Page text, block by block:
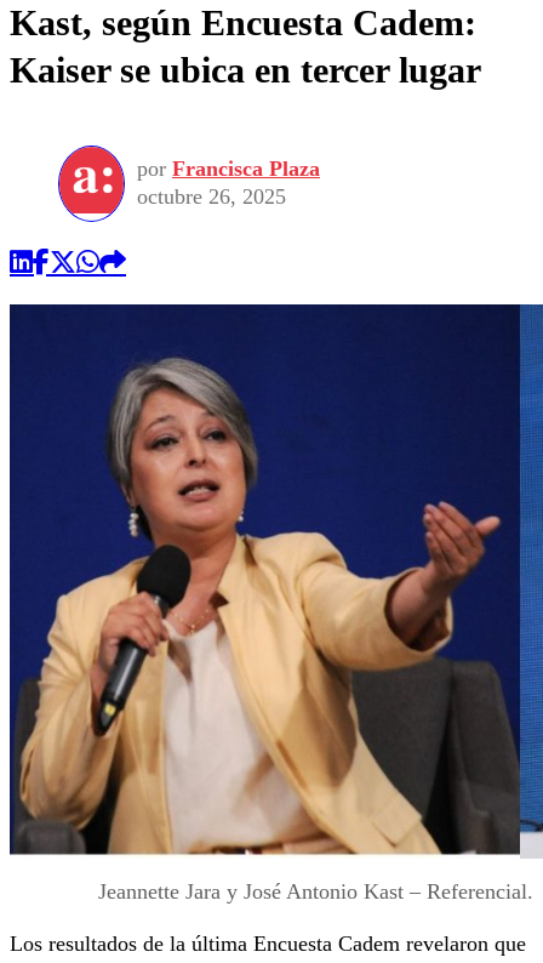
Kast, según Encuesta Cadem:
Kaiser se ubica en tercer lugar
por Francisca Plaza
octubre 26, 2025
Jeannette Jara y José Antonio Kast – Referencial.
Los resultados de la última Encuesta Cadem revelaron que